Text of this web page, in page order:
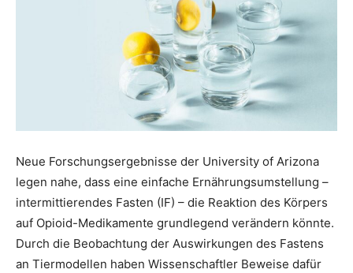
Neue Forschungsergebnisse der University of Arizona
legen nahe, dass eine einfache Ernährungsumstellung –
intermittierendes Fasten (IF) – die Reaktion des Körpers
auf Opioid-Medikamente grundlegend verändern könnte.
Durch die Beobachtung der Auswirkungen des Fastens
an Tiermodellen haben Wissenschaftler Beweise dafür